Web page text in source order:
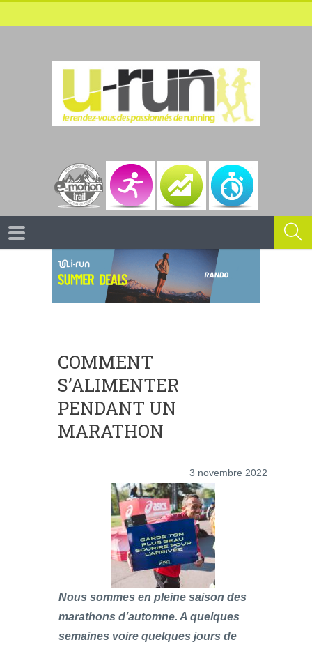
COMMENT
S’ALIMENTER
PENDANT UN
MARATHON
3 novembre 2022
Nous sommes en pleine saison des
marathons d’automne. A quelques
semaines voire quelques jours de